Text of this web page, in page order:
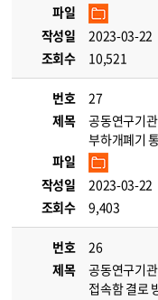
파일
작성일
2023-03-22
조회수
10,521
번호
27
제목
공동연구기
부하개폐기
파일
작성일
2023-03-22
조회수
9,403
번호
26
제목
공동연구기
접속함 결로